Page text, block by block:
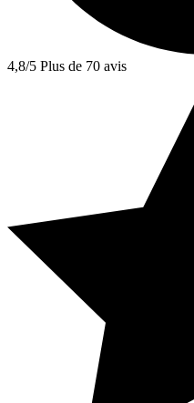
4,8/5 Plus de 70 avis